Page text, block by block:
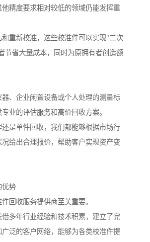
他精度要求相对较低的领域仍能发挥重
重新校准，这些校准件可以实现"二次
节省大量成本，同时为原拥有者创造额
器、企业闲置设备或个人处理的测量标
业的评估服务和高价回收方案。
是单件回收，我们都能够根据市场行
给出合理报价，帮助客户实现资产变
优势
回收服务提供商至关重要。
借多年行业经验和技术积累，建立了完
泛的客户网络，能够为各类校准件提